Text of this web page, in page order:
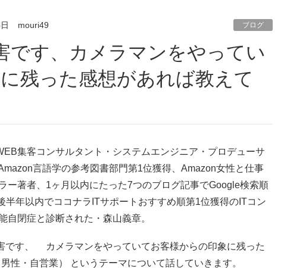
mouri49 ブログ
残った感想があれば教えて
集客コンサルタント・システムエンジニア・プロデューサ
言語学の参考図書部門第1位獲得、Amazon女性と仕事
ー著者、1ヶ月以内にたった7つのブログ記事でGoogle検索順
年以内でココナラITサポートおすすめ順第1位獲得のITコン
閉症と診断された・森山義章。
です、 カメラマンをやっていてお客様からの印象に残った
性・自営業） というテーマについて話していきます。